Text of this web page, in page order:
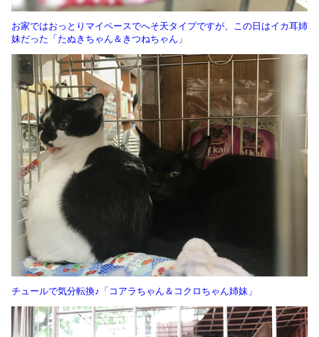
お家ではおっとりマイペースでへそ天タイプですが、この日はイカ耳姉
妹だった「たぬきちゃん＆きつねちゃん」
チュールで気分転換♪「コアラちゃん＆コクロちゃん姉妹」